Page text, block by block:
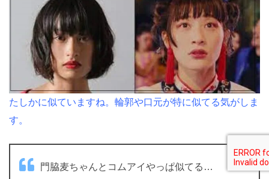
たしかに似ていますね。輪郭や口元が特に似てる気がしま
す。
門脇麦ちゃんとコムアイやっぱ似てる…